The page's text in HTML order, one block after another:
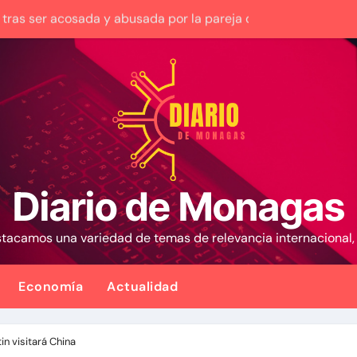
para acelerar las elecciones en Venezuela
es la reinstitucionalización
a opositores que llegaron al país para diálogo con el
familias afectadas por los terremotos: Conoce el monto
de una adolescente venezolana en reunión con
con fecha valor jueves 6 de agosto de 2026
tras acuerdo entre Irán y Omán sobre una nueva ruta
de 13.000 viviendas afectadas por los terremotos
Diario de Monagas
una variedad de temas de relevancia
Economía Actualidad
visitará China